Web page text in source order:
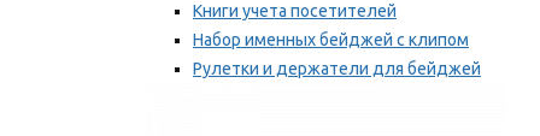
Книги учета посетителей
Набор именных бейджей с клипом
Рулетки и держатели для бейджей